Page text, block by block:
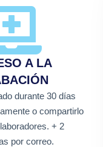
A LA
durante 30 días
o compartirlo
+ 2
por correo.